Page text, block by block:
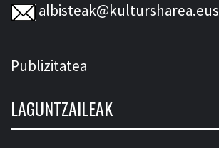
albisteak@kultursharea.eus
Publizitatea
LAGUNTZAILEAK